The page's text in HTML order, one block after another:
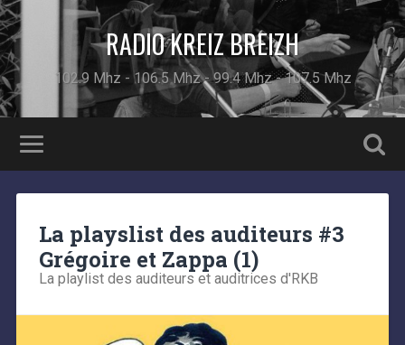
RADIO KREIZ BREIZH
102.9 Mhz - 106.5 Mhz - 99.4 Mhz - 107.5 Mhz
La playslist des auditeurs #3
Grégoire et Zappa (1)
La playlist des auditeurs et auditrices d'RKB